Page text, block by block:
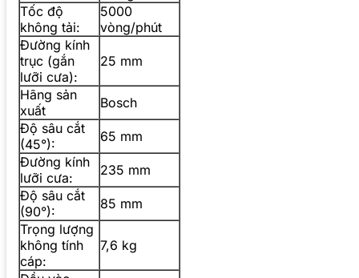
Tốc độ
không tải:
5000
vòng/phút
Đường kính
trục (gắn
lưỡi cưa):
25 mm
Hãng sản
xuất
Bosch
Độ sâu cắt
(45°):
65 mm
Đường kính
lưỡi cưa:
235 mm
Độ sâu cắt
(90°):
85 mm
Trọng lượng
không tính
cáp:
7,6 kg